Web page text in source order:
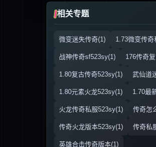
相关专题
微变迷失传奇(1) 1.73微变传奇
战神传奇sf523sy(1) 176传奇
1.80复古传奇523sy(1) 武仙道
1.80元素火龙523sy(1) 1.70最
火龙传奇私服523sy(1) 传奇怎
传奇火龙版本523sy(1) 传奇私
英雄合击传奇版本(1)